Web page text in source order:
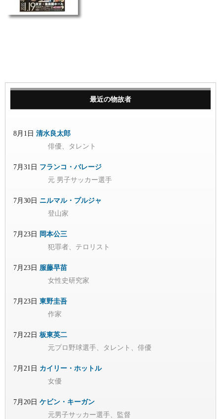
最近の物故者
8月1日 清水良太郎
俳優、タレント
7月31日 フランコ・バレージ
元 男子サッカー選手
7月30日 ニルマル・プルジャ
登山家
7月23日 岡本公三
犯罪者、テロリスト
7月23日 服藤早苗
女性史研究家
7月23日 東野圭吾
作家
7月22日 板東英二
元プロ野球選手、タレント、俳優
7月21日 カイリー・ホットル
女優
7月20日 ケビン・キーガン
元男子サッカー選手、監督